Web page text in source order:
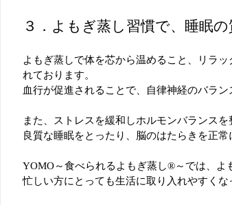
３．よもぎ蒸し習慣で、睡眠
よもぎ蒸しで体を芯から温めること、リラ
れております。
血行が促進されることで、自律神経のバラ
また、ストレスを緩和しホルモンバランスを
良質な睡眠をとったり、脳のはたらきを正
YOMO～食べられるよもぎ蒸し®︎～では、よ
忙しい方にとっても生活に取り入れやすくな